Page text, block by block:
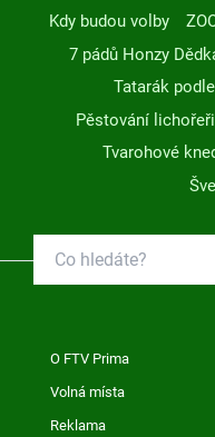
Kdy budou volby
7 pádů Honzy
Tatarák
Pěstování
Tvarohové
O FTV Prima
Volná místa
Reklama